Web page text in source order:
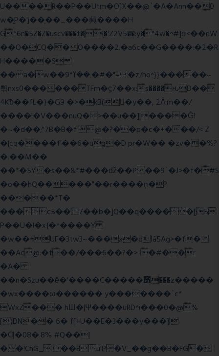
U����R��P��Utm�O]X��@`�A�Ann��0
w�͍P�'j��֛��_���䕟����H
G*6n�5Z�Z�uscv���t�|{�'Z2V5��:y�"4w�^#]σ<��nW
��O�CQ��O����2.�a6c��G����:�2�R
H�����S
��a�w��9*܂��ߌ�#�"=�z/no^}}�����~
쀢nxs0������TFm�ϛ7��x:s����ԋD��
4Kƀ��fL�}�G9 �>�kB(�ِy��, 2ᐿm��/
����!�V���nuQ�>��u��]|����Ġ!
�~�d��;"7B�B�f @�?��p�c�+���/< Z
�|cq����f'��6�ug�D pr�W�� �zv��%?
�.��M��
��*�5Y�s��&*#���ǆ��P��9`�J>�f�#S
�o��hQ�����"��r����ņ�?
�����*T�
���c5�� 7��b�]Q��q�����[5
P��U�l�x{�^����Y
�w��=UF�3tw3~���x�qIå5Ag>�f�
��Ac@:�f��/���6��?�>-�#��r
�A�
��n�Szu��ӗ�'����C�����׻���z�����
�wx����ω������ y�������`c*
WxZ��� hШ�|Ψ����uRD^i���0�@%
[)DN�� 6� f[+U��E�3���y���]|
�Ƣ�08�.8% #Q��|
��!CnG_.��Bu'P�V_��g��B�FG�